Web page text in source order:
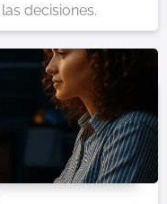
decisiones.